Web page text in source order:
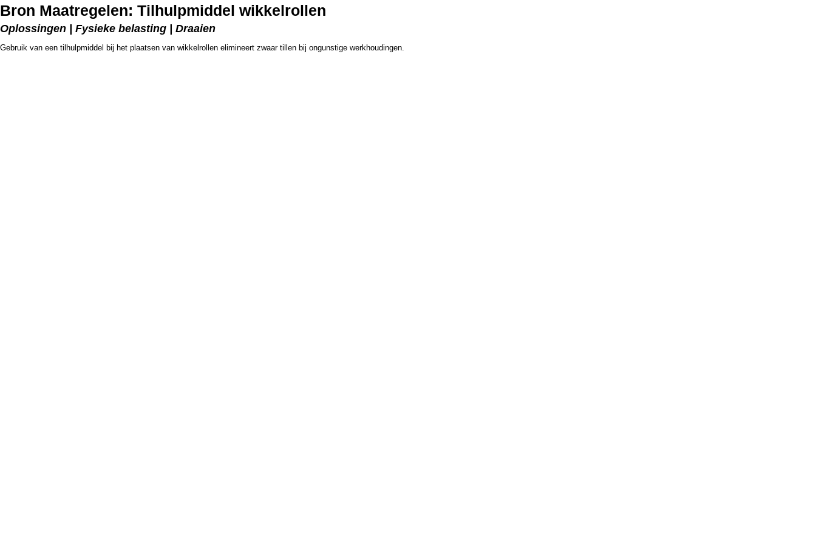
Bron Maatregelen: Tilhulpmiddel wikkelrollen
Oplossingen | Fysieke belasting | Draaien
Gebruik van een tilhulpmiddel bij het plaatsen van wikkelrollen elimineert zwaar tillen bij ongunstige werkhoudingen.